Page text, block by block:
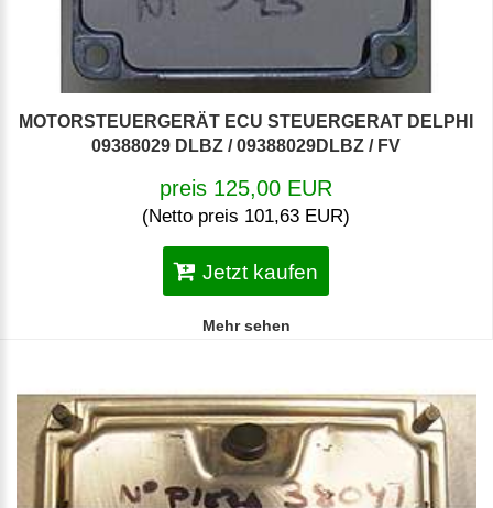
MOTORSTEUERGERÄT ECU STEUERGERAT DELPHI
09388029 DLBZ / 09388029DLBZ / FV
preis 125,00 EUR
(Netto preis 101,63 EUR)
Jetzt kaufen
Mehr sehen